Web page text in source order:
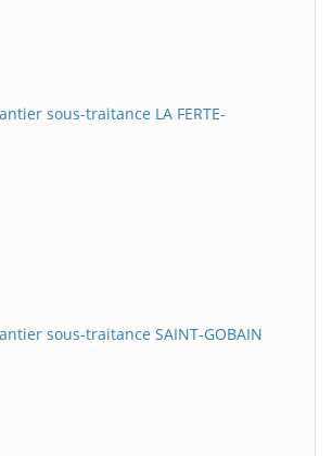
sous-traitance LA FERTE-
sous-traitance SAINT-GOBAIN